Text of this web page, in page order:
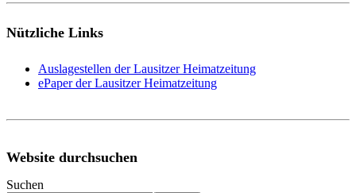
Nützliche Links
Auslagestellen der Lausitzer Heimatzeitung
ePaper der Lausitzer Heimatzeitung
Website durchsuchen
Suchen